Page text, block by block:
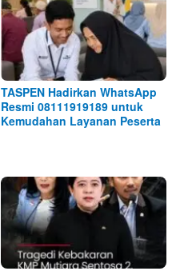
TASPEN Hadirkan WhatsApp
Resmi 08111919189 untuk
Kemudahan Layanan Peserta